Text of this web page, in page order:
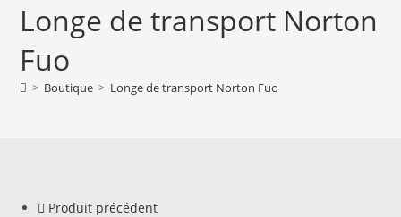
Longe de transport Norton
Fuo
> Boutique > Longe de transport Norton Fuo
Produit précédent